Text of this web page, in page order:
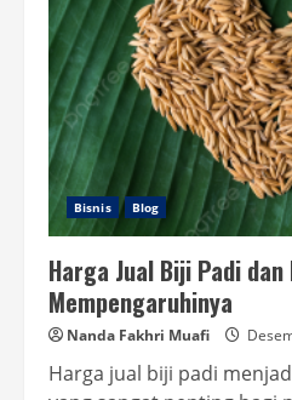
Bisnis Blog
Harga Jual Biji Padi
Mempengaruhinya
Nanda Fakhri Muafi
Harga jual biji padi